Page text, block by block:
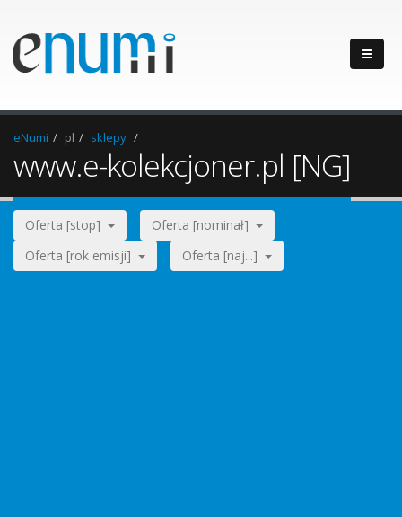
eNumi pl sklepy
www.e-kolekcjoner.pl [NG]
Oferta [stop]
Oferta [nominał]
Oferta [rok emisji]
Oferta [naj...]